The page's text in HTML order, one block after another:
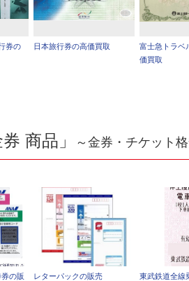
券の
日本旅行券の高価買取
富士急トラベ
価買取
商品」 ～金券・チケット
の販
レターパックの販売 東武鉄道全線